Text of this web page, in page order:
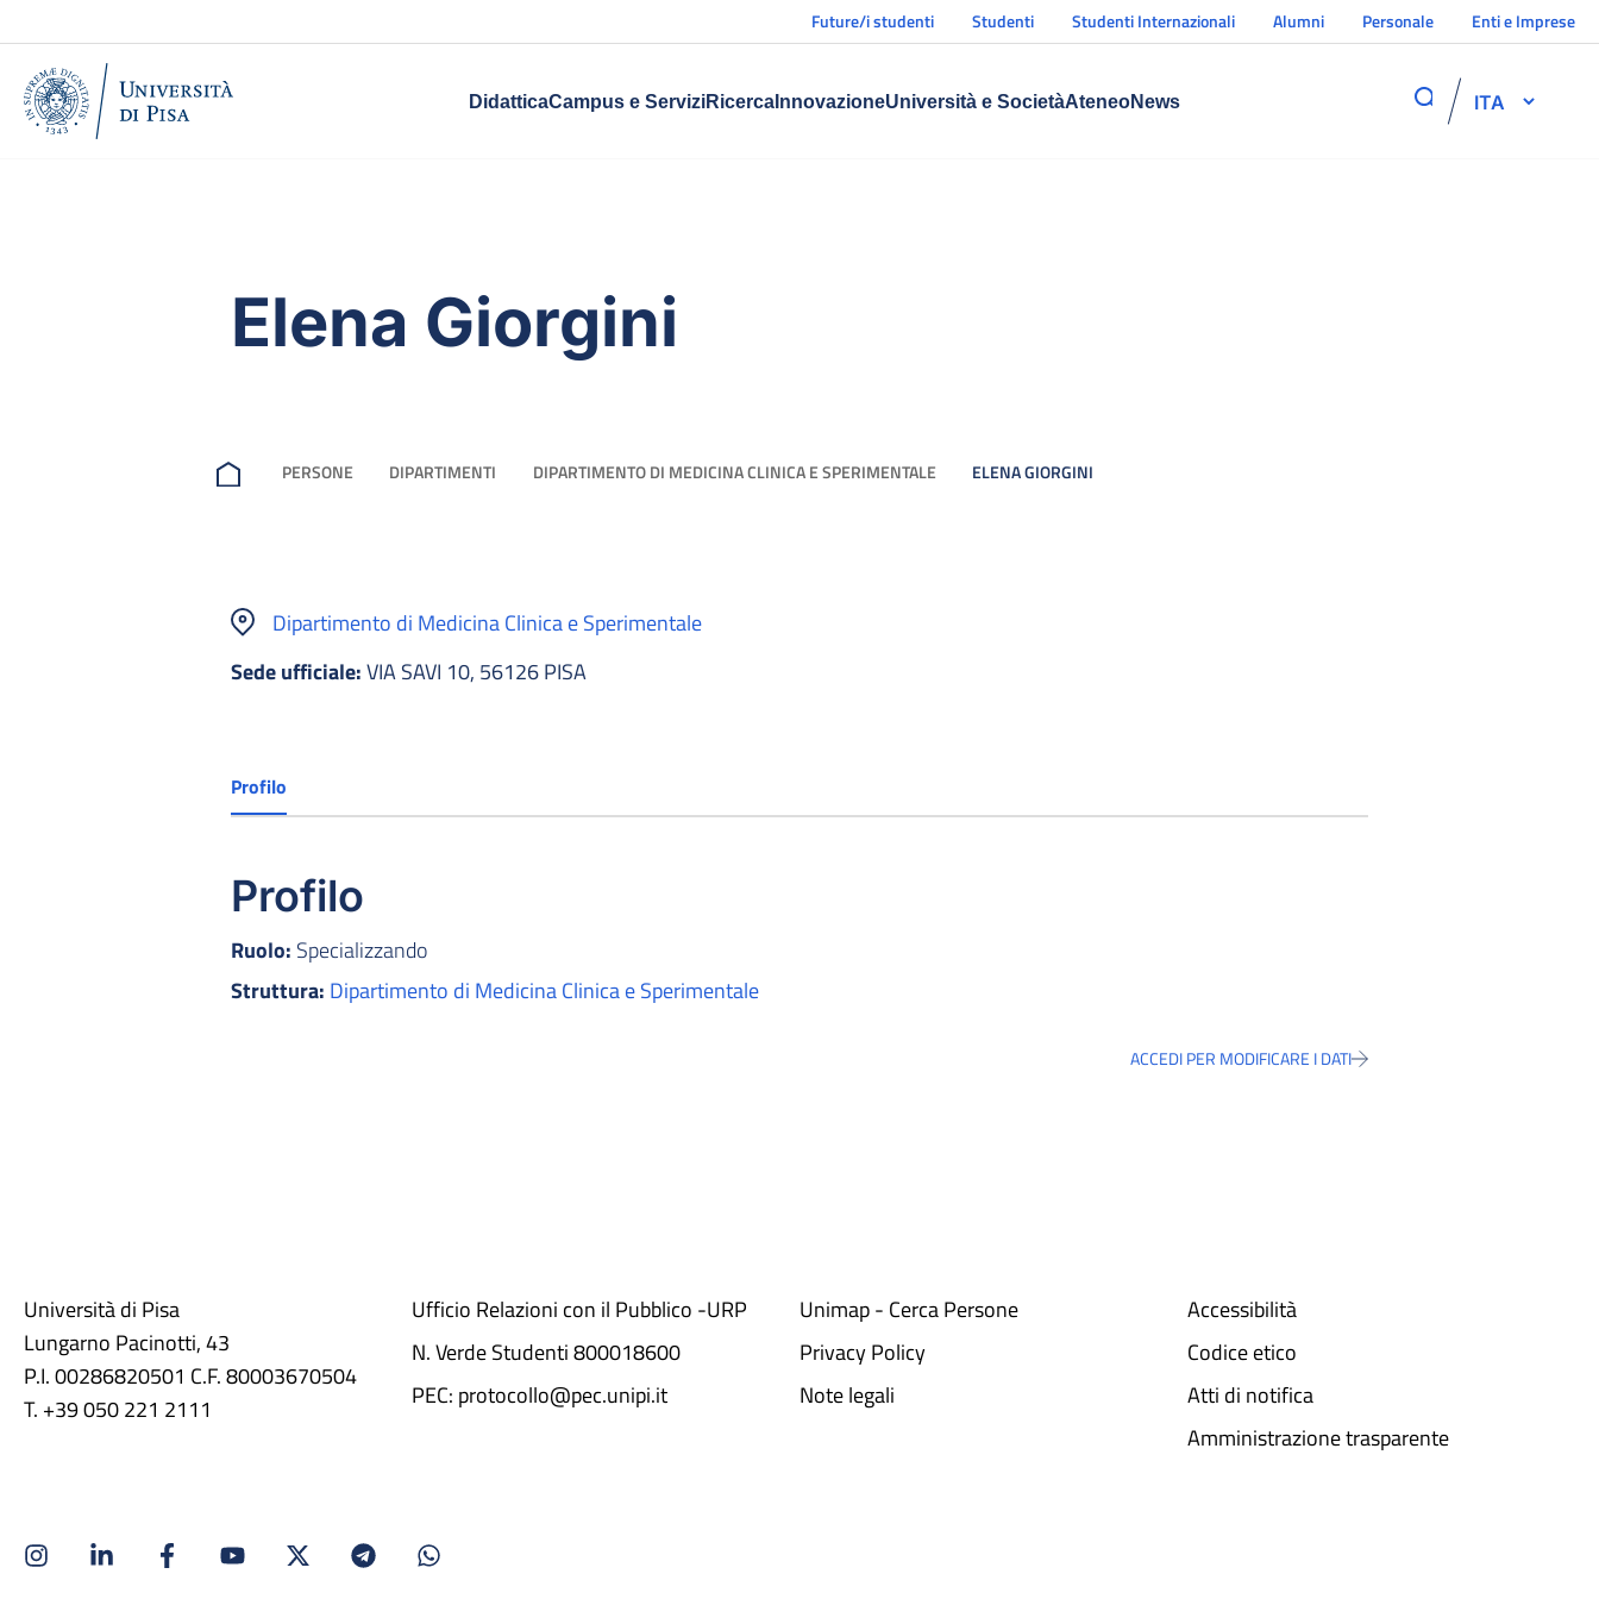
Future/i studenti Studenti Studenti Internazionali Alumni Personale Enti e Imprese
DidatticaCampus e ServiziRicercaInnovazioneUniversità e SocietàAteneoNews ITA
Elena Giorgini
PERSONE DIPARTIMENTI DIPARTIMENTO DI MEDICINA CLINICA E SPERIMENTALE ELENA GIORGINI
Dipartimento di Medicina Clinica e Sperimentale
Sede ufficiale:VIA SAVI 10, 56126 PISA
Profilo
Profilo
Ruolo: Specializzando
Struttura: Dipartimento di Medicina Clinica e Sperimentale
ACCEDI PER MODIFICARE I DATI
Università di Pisa
Lungarno Pacinotti, 43
P.I. 00286820501 C.F. 80003670504
T. +39 050 221 2111
Ufficio Relazioni con il Pubblico -URP
N. Verde Studenti 800018600​
PEC: protocollo@pec.unipi.it
Unimap - Cerca Persone
Privacy Policy
Note legali
Accessibilità
Codice etico
Atti di notifica
Amministrazione trasparente